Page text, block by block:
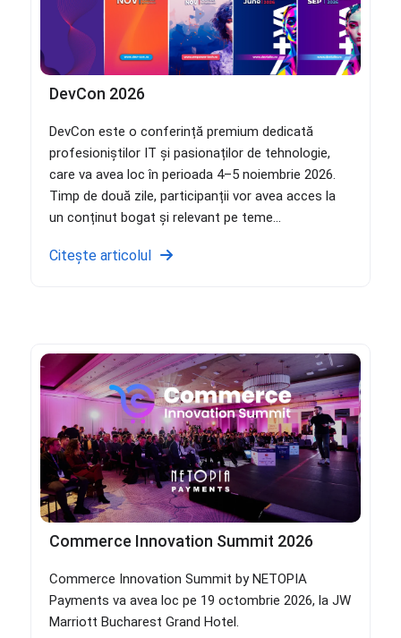
DevCon 2026
DevCon este o conferință premium dedicată
profesioniștilor IT și pasionaților de tehnologie,
care va avea loc în perioada 4–5 noiembrie 2026.
Timp de două zile, participanții vor avea acces la
un conținut bogat și relevant pe teme...
Citește articolul
Commerce Innovation Summit 2026
Commerce Innovation Summit by NETOPIA
Payments va avea loc pe 19 octombrie 2026, la JW
Marriott Bucharest Grand Hotel.